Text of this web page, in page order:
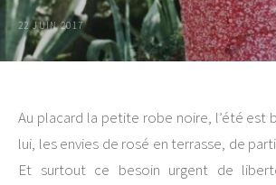
22 JUIN 2017
Au placard la petite robe noire, l’été est
lui, les envies de rosé en terrasse, de
Et surtout ce besoin urgent de